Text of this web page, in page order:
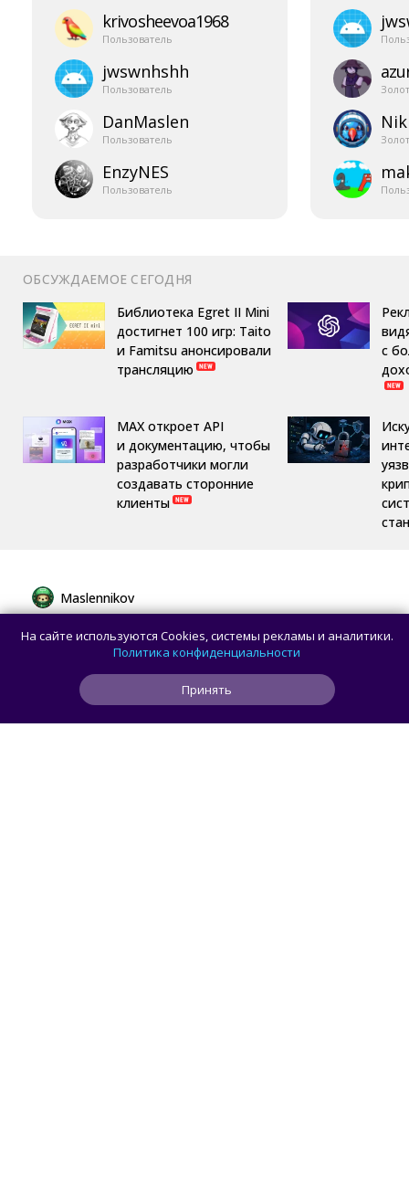
krivosheevoa1968
Пользователь
jwswnhshh
Пользователь
DanMaslen
Пользователь
EnzyNES
Пользователь
ОБСУЖДАЕМОЕ СЕГОДНЯ
Библиотека Egret II Mini
достигнет 100 игр: Taito
и Famitsu анонсировали
трансляцию
MAX откроет API
и документацию, чтобы
разработчики могли
создавать сторонние
клиенты
с
Maslennikov
Сборная России выиграла 7 золотых
медалей из 8 на Международной
олимпиаде по ИИ
На сайте используются Cookies, системы рекламы и аналитики.
Политика конфиденциальности
Принять